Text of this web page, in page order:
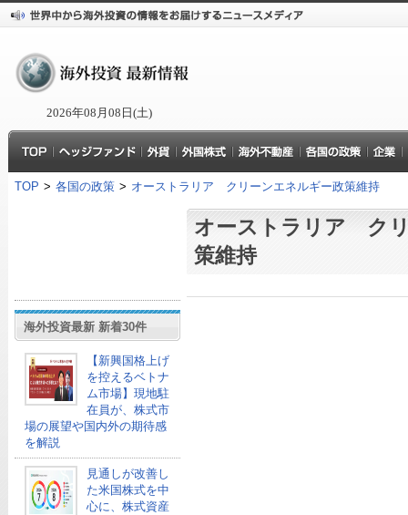
2026年08月08日(土)
TOP > 各国の政策 > オーストラリア クリーンエネルギー政策維持
海外投資最新 新着30件
【新興国格上げ
を控えるベトナ
ム市場】現地駐
在員が、株式市
場の展望や国内外の期待感
を解説
見通しが改善し
た米国株式を中
心に、株式資産
オーストラリア ク
策維持